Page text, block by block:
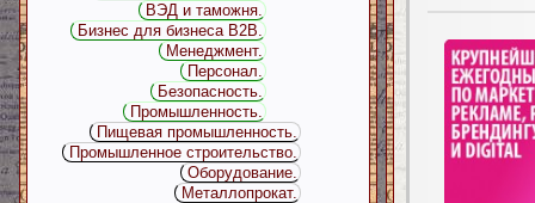
ВЭД и таможня.
Бизнес для бизнеса B2B.
Менеджмент.
Персонал.
Безопасность.
Промышленность.
Пищевая промышленность.
Промышленное строительство.
Оборудование.
Металлопрокат.